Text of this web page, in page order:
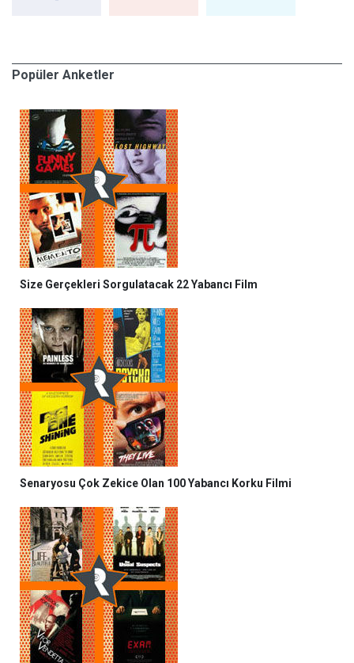
Popüler Anketler
Size Gerçekleri Sorgulatacak 22 Yabancı Film
Senaryosu Çok Zekice Olan 100 Yabancı Korku Filmi